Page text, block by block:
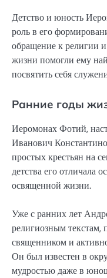
Детство и юность
роль в его
обращение к религии
жизни помогли ему
посвятить себя
Ранние годы
Иеромонах Фотий,
Иванович
простых крестьян на
детства его отличала
освященной жизни.
Уже с ранних лет
религиозным текстам,
священником и
Он был известен в
мудростью даже в